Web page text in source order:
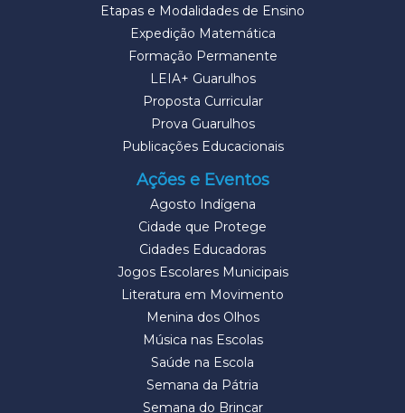
Etapas e Modalidades de Ensino
Expedição Matemática
Formação Permanente
LEIA+ Guarulhos
Proposta Curricular
Prova Guarulhos
Publicações Educacionais
Ações e Eventos
Agosto Indígena
Cidade que Protege
Cidades Educadoras
Jogos Escolares Municipais
Literatura em Movimento
Menina dos Olhos
Música nas Escolas
Saúde na Escola
Semana da Pátria
Semana do Brincar